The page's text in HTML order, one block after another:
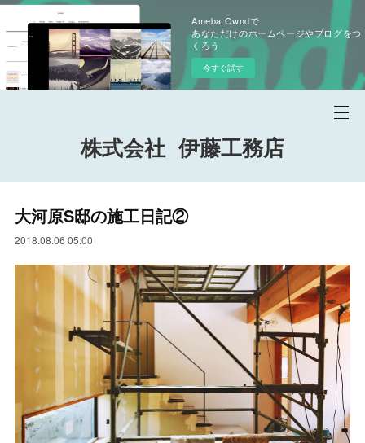
Ameba Owndで
あなただけのホームページやブログをつ
くろう
今すぐ試す
株式会社 伊藤工務店
大河原S邸の施工日記②
2018.08.06 05:00